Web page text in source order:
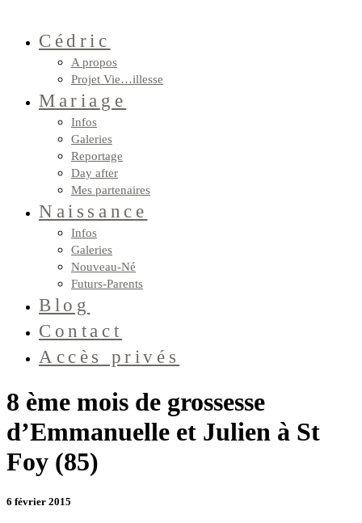
Cédric
A propos
Projet Vie…illesse
Mariage
Infos
Galeries
Reportage
Day after
Mes partenaires
Naissance
Infos
Galeries
Nouveau-Né
Futurs-Parents
Blog
Contact
Accès privés
8 ème mois de grossesse
d’Emmanuelle et Julien à St
Foy (85)
6 février 2015